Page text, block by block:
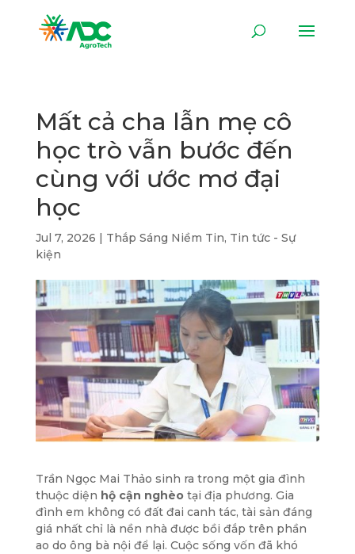
Mất cả cha lẫn mẹ cô
học trò vẫn bước đến
cùng với ước mơ đại
học
Jul 7, 2026 | Thắp Sáng Niềm Tin, Tin tức - Sự
kiện
Trần Ngọc Mai Thảo sinh ra trong một gia đình
thuộc diện hộ cận nghèotại địa phương. Gia
đình em không có đất đai canh tác, tài sản đáng
giá nhất chỉ là nền nhà được bồi đắp trên phần
ao do ông bà nội để lại. Cuộc sống vốn đã khó